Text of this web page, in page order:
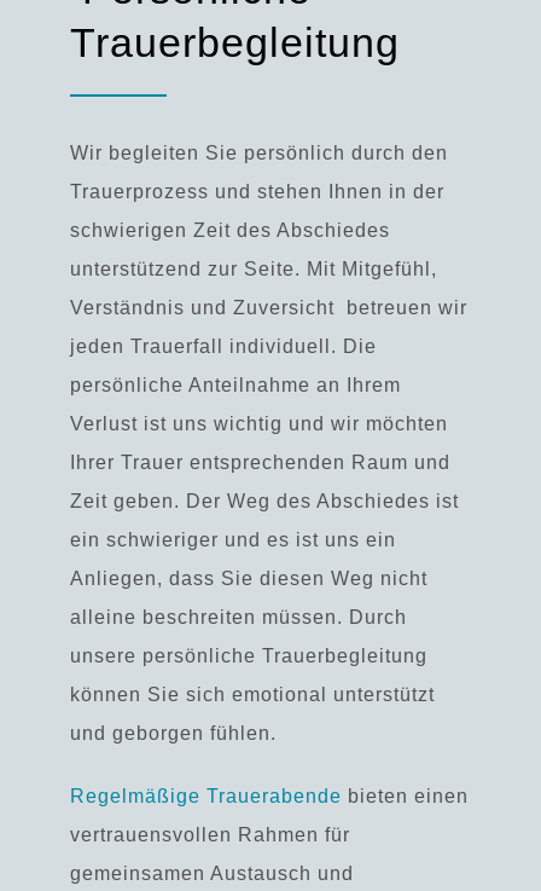
Trauerbegleitung
Wir begleiten Sie persönlich durch den
Trauerprozess und stehen Ihnen in der
schwierigen Zeit des Abschiedes
unterstützend zur Seite. Mit Mitgefühl,
Verständnis und Zuversicht
betreuen wir
jeden Trauerfall individuell. Die
persönliche Anteilnahme an Ihrem
Verlust ist uns wichtig und wir möchten
Ihrer Trauer entsprechenden Raum und
Zeit geben. Der Weg des Abschiedes ist
ein schwieriger und es ist uns ein
Anliegen, dass Sie diesen Weg nicht
alleine beschreiten müssen. Durch
unsere persönliche Trauerbegleitung
können Sie sich emotional unterstützt
und geborgen fühlen.
Regelmäßige Trauerabende bieten einen
vertrauensvollen Rahmen für
gemeinsamen Austausch und